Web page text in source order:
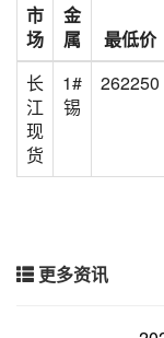
市
场
金
属
最低价
长
江
现
货
1#
锡
262250
更多资讯